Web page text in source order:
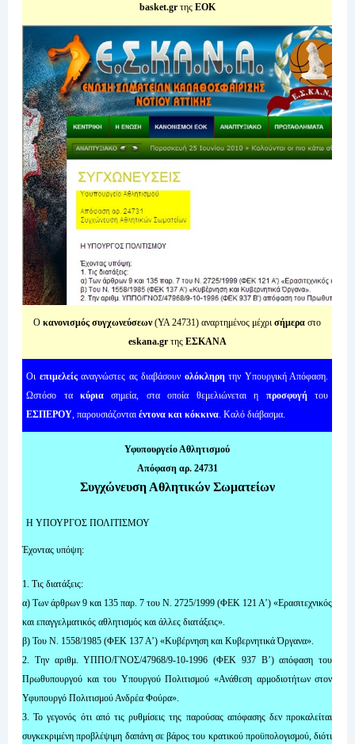
basket.gr της ΕΟΚ
Οκανονισμός συγχωνεύσεων(ΥΑ 24731) αναρτημένος μέχρι σήμερα στο
eskana.gr της ΕΣΚΑΝΑ
Οι επιμελείςαναγνώστες ας διαβάσουν ολόκληρητην Υπουργική Απόφαση.
Ωστόσο τα κύριασημεία, στα οποία θεμελιώνεται η προσφυγήτου
ΕΣΠΕΡΟΥ , παρουσιάζονταιέντονα και κόκκινα . Καλό διάβασμα.
Υφυπουργείο Αθλητισμού
Απόφαση αρ. 24731
Συγχώνευση Αθλητικών Σωματείων
Η ΥΠΟΥΡΓΟΣ ΠΟΛΙΤΙΣΜΟΥ
Έχοντας υπόψη:
1. Τις διατάξεις:
α) Των άρθρων 9 και 135 παρ. 7 του Ν. 2725/1999 (ΦΕΚ 121 Α’) «Ερασιτεχνικός
και επαγγελματικός αθλητισμός και άλλες διατάξεις».
β) Του Ν. 1558/1985 (ΦΕΚ 137 Α’) «Κυβέρνηση και Κυβερνητικά Όργανα».
2. Την αριθμ. ΥΠΠΟ/ΓΝΟΣ/47968/9-10-1996 (ΦΕΚ 937 Β’) απόφαση του
Πρωθυπουργού και του Υπουργού Πολιτισμού «Ανάθεση αρμοδιοτήτων στον
Υφυπουργό Πολιτισμού Ανδρέα Φούρα».
3. Το γεγονός ότι από τις ρυθμίσεις της παρούσας απόφασης δεν προκαλείται
συγκεκριμένη προβλέψιμη δαπάνη σε βάρος του κρατικού προϋπολογισμού, διότι